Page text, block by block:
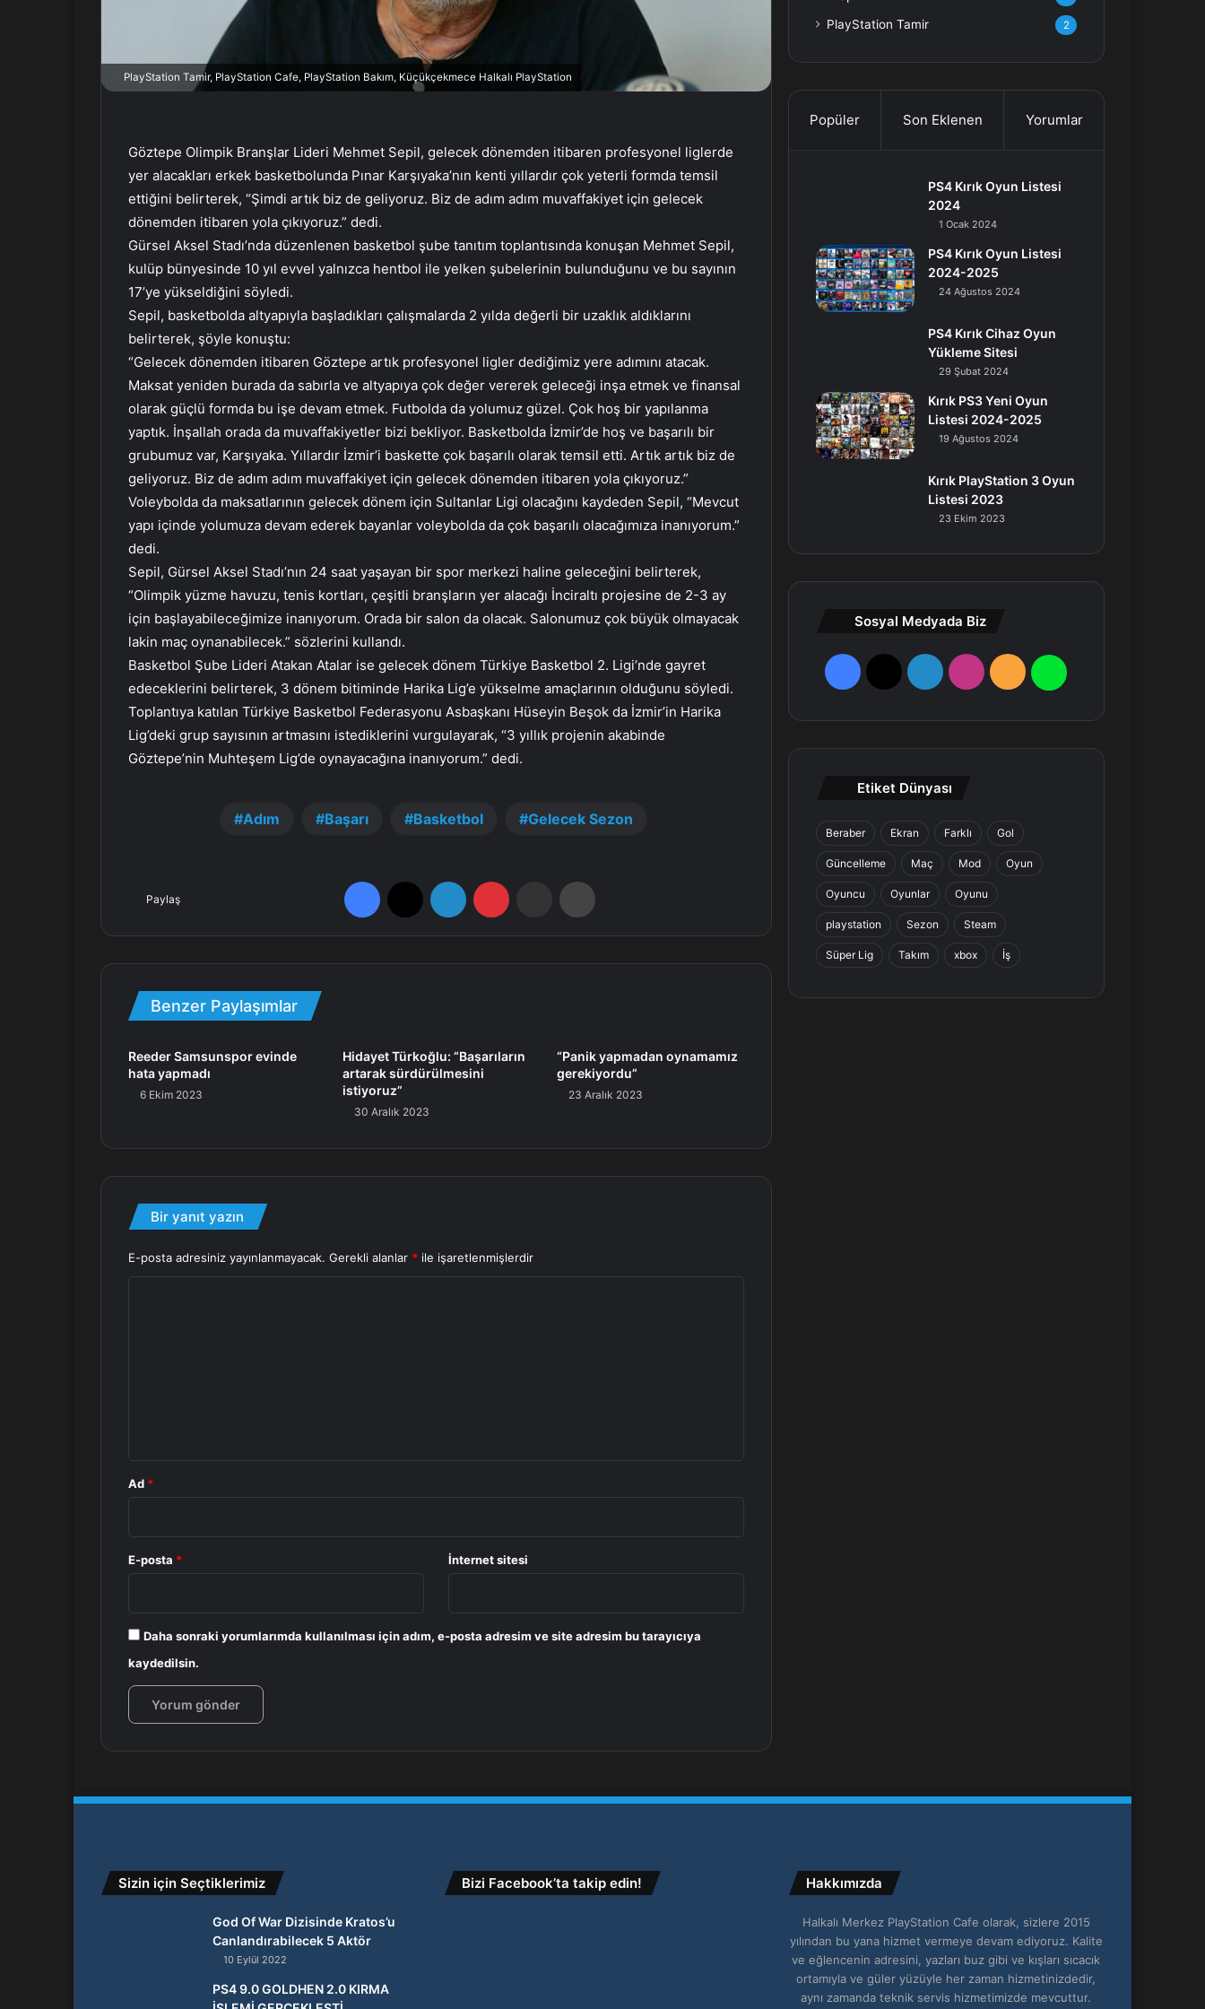
k
PlayStation Tamir, PlayStation Cafe, PlayStation Bakım, Küçükçekmece Halkalı PlayStation
Göztepe Olimpik Branşlar Lideri Mehmet Sepil, gelecek dönemden itibaren profesyonel liglerde
yer alacakları erkek basketbolunda Pınar Karşıyaka’nın kenti yıllardır çok yeterli formda temsil
ettiğini belirterek, “Şimdi artık biz de geliyoruz. Biz de adım adım muvaffakiyet için gelecek
dönemden itibaren yola çıkıyoruz.” dedi.
Gürsel Aksel Stadı’nda düzenlenen basketbol şube tanıtım toplantısında konuşan Mehmet Sepil,
kulüp bünyesinde 10 yıl evvel yalnızca hentbol ile yelken şubelerinin bulunduğunu ve bu sayının
17’ye yükseldiğini söyledi.
Sepil, basketbolda altyapıyla başladıkları çalışmalarda 2 yılda değerli bir uzaklık aldıklarını
belirterek, şöyle konuştu:
“Gelecek dönemden itibaren Göztepe artık profesyonel ligler dediğimiz yere adımını atacak.
Maksat yeniden burada da sabırla ve altyapıya çok değer vererek geleceği inşa etmek ve finansal
olarak güçlü formda bu işe devam etmek. Futbolda da yolumuz güzel. Çok hoş bir yapılanma
yaptık. İnşallah orada da muvaffakiyetler bizi bekliyor. Basketbolda İzmir’de hoş ve başarılı bir
grubumuz var, Karşıyaka. Yıllardır İzmir’i baskette çok başarılı olarak temsil etti. Artık artık biz de
geliyoruz. Biz de adım adım muvaffakiyet için gelecek dönemden itibaren yola çıkıyoruz.”
Voleybolda da maksatlarının gelecek dönem için Sultanlar Ligi olacağını kaydeden Sepil, “Mevcut
yapı içinde yolumuza devam ederek bayanlar voleybolda da çok başarılı olacağımıza inanıyorum.”
dedi.
Sepil, Gürsel Aksel Stadı’nın 24 saat yaşayan bir spor merkezi haline geleceğini belirterek,
“Olimpik yüzme havuzu, tenis kortları, çeşitli branşların yer alacağı İnciraltı projesine de 2-3 ay
için başlayabileceğimize inanıyorum. Orada bir salon da olacak. Salonumuz çok büyük olmayacak
lakin maç oynanabilecek.” sözlerini kullandı.
Basketbol Şube Lideri Atakan Atalar ise gelecek dönem Türkiye Basketbol 2. Ligi’nde gayret
edeceklerini belirterek, 3 dönem bitiminde Harika Lig’e yükselme amaçlarının olduğunu söyledi.
Toplantıya katılan Türkiye Basketbol Federasyonu Asbaşkanı Hüseyin Beşok da İzmir’in Harika
Lig’deki grup sayısının artmasını istediklerini vurgulayarak, “3 yıllık projenin akabinde
Göztepe’nin Muhteşem Lig’de oynayacağına inanıyorum.” dedi.
Adım Başarı Basketbol Gelecek Sezon
Paylaş
Benzer Paylaşımlar
Reeder Samsunspor evinde
hata yapmadı
6 Ekim 2023
Hidayet Türkoğlu: “Başarıların
artarak sürdürülmesini
istiyoruz”
30 Aralık 2023
“Panik yapmadan oynamamız
gerekiyordu”
23 Aralık 2023
Bir yanıt yazın
E-posta adresiniz yayınlanmayacak. Gerekli alanlar * ile işaretlenmişlerdir
Ad *
E-posta * İnternet sitesi
Daha sonraki yorumlarımda kullanılması için adım, e-posta adresim ve site adresim bu tarayıcıya
kaydedilsin.
PlayStation Tamir 2
Popüler Son Eklenen Yorumlar
PS4 Kırık Oyun Listesi
2024
1 Ocak 2024
PS4 Kırık Oyun Listesi
2024-2025
24 Ağustos 2024
PS4 Kırık Cihaz Oyun
Yükleme Sitesi
29 Şubat 2024
Kırık PS3 Yeni Oyun
Listesi 2024-2025
19 Ağustos 2024
Kırık PlayStation 3 Oyun
Listesi 2023
23 Ekim 2023
Sosyal Medyada Biz
F
e
k
X
L
n
a
m
R
W
a
Etiket Dünyası
Beraber Ekran Farklı Gol
Güncelleme Maç Mod Oyun
Oyuncu Oyunlar Oyunu
playstation Sezon Steam
Süper Lig Takım xbox İş
Sizin için Seçtiklerimiz
God Of War Dizisinde Kratos’u
Canlandırabilecek 5 Aktör
10 Eylül 2022
PS4 9.0 GOLDHEN 2.0 KIRMA
Bizi Facebook’ta takip edin! Hakkımızda
Halkalı Merkez PlayStation Cafe olarak, sizlere 2015
yılından bu yana hizmet vermeye devam ediyoruz. Kalite
ve eğlencenin adresini, yazları buz gibi ve kışları sıcacık
ortamıyla ve güler yüzüyle her zaman hizmetinizdedir,
aynı zamanda teknik servis hizmetimizde mevcuttur.